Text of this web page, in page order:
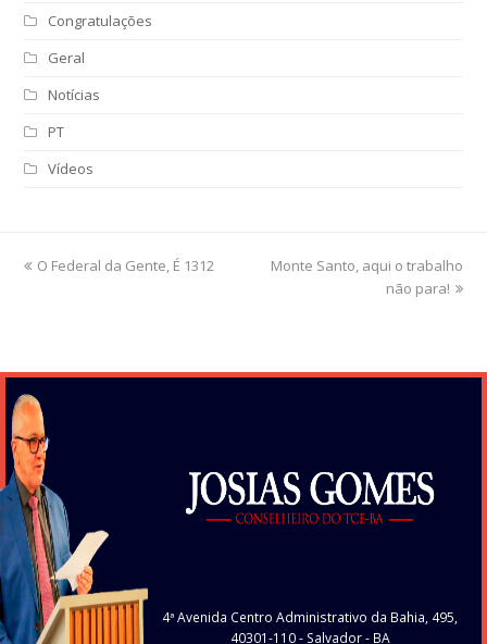
Congratulações
Geral
Notícias
PT
Vídeos
previous
O Federal da Gente, É 1312
next
Monte Santo, aqui o trabalho
não para!
4ª Avenida Centro Administrativo da Bahia, 495,
40301-110- Salvador - BA